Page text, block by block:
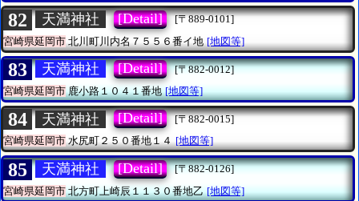
82 天満神社 [Detail]
[〒889-0101]
宮崎県延岡市 北川町川内名７５５６番イ地 [地図等]
83 天満神社 [Detail]
[〒882-0012]
宮崎県延岡市鹿小路１０４１番地 [地図等]
84 天満神社 [Detail]
[〒882-0015]
宮崎県延岡市水尻町２５０番地１４ [地図等]
85 天満神社 [Detail]
[〒882-0126]
宮崎県延岡市北方町上崎辰１１３０番地乙 [地図等]